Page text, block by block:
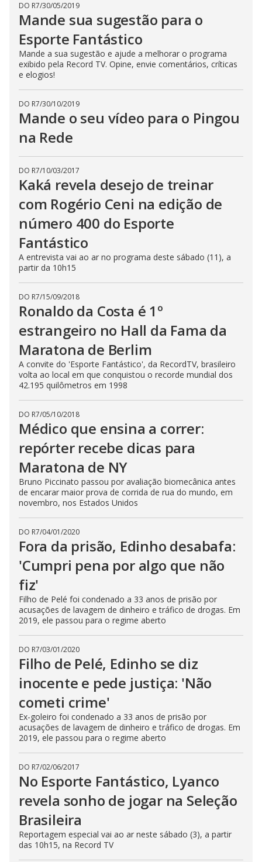
DO R7/30/05/2019
Mande sua sugestão para o
Esporte Fantástico
Mande a sua sugestão e ajude a melhorar o programa
exibido pela Record TV. Opine, envie comentários, críticas
e elogios!
DO R7/30/10/2019
Mande o seu vídeo para o Pingou
na Rede
DO R7/10/03/2017
Kaká revela desejo de treinar
com Rogério Ceni na edição de
número 400 do Esporte
Fantástico
A entrevista vai ao ar no programa deste sábado (11), a
partir da 10h15
DO R7/15/09/2018
Ronaldo da Costa é 1º
estrangeiro no Hall da Fama da
Maratona de Berlim
A convite do 'Esporte Fantástico', da RecordTV, brasileiro
volta ao local em que conquistou o recorde mundial dos
42.195 quilômetros em 1998
DO R7/05/10/2018
Médico que ensina a correr:
repórter recebe dicas para
Maratona de NY
Bruno Piccinato passou por avaliação biomecânica antes
de encarar maior prova de corrida de rua do mundo, em
novembro, nos Estados Unidos
DO R7/04/01/2020
Fora da prisão, Edinho desabafa:
'Cumpri pena por algo que não
fiz'
Filho de Pelé foi condenado a 33 anos de prisão por
acusações de lavagem de dinheiro e tráfico de drogas. Em
2019, ele passou para o regime aberto
DO R7/03/01/2020
Filho de Pelé, Edinho se diz
inocente e pede justiça: 'Não
cometi crime'
Ex-goleiro foi condenado a 33 anos de prisão por
acusações de lavagem de dinheiro e tráfico de drogas. Em
2019, ele passou para o regime aberto
DO R7/02/06/2017
No Esporte Fantástico, Lyanco
revela sonho de jogar na Seleção
Brasileira
Reportagem especial vai ao ar neste sábado (3), a partir
das 10h15, na Record TV